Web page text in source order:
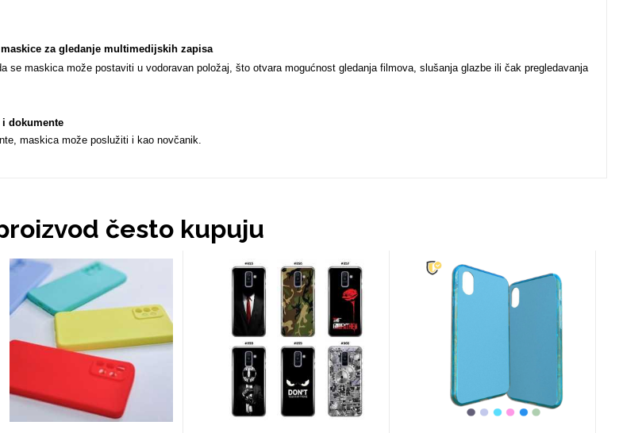
za gledanje multimedijskih zapisa
se maskica može postaviti u vodoravan položaj, što otvara mogućnost gledanja filmova, slušanja glazbe ili čak pregledavanja
dokumente
maskica može poslužiti i kao novčanik.
često kupuju